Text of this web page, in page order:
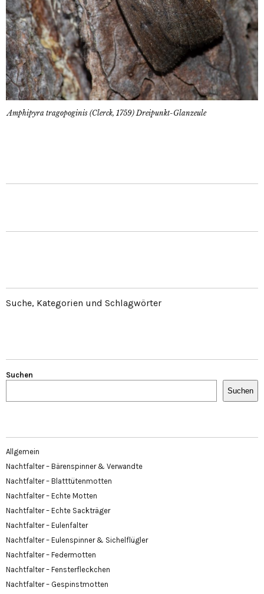
Amphipyra tragopoginis (Clerck, 1759) Dreipunkt-Glanzeule
Suche, Kategorien und Schlagwörter
Suchen
Suchen
Allgemein
Nachtfalter – Bärenspinner & Verwandte
Nachtfalter – Blatttütenmotten
Nachtfalter – Echte Motten
Nachtfalter – Echte Sackträger
Nachtfalter – Eulenfalter
Nachtfalter – Eulenspinner & Sichelflügler
Nachtfalter – Federmotten
Nachtfalter – Fensterfleckchen
Nachtfalter – Gespinstmotten